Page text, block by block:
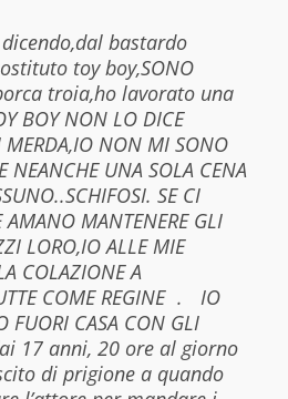
bastardo
toy boy,SONO
troia,ho lavorato una
BOY NON LO DICE
MERDA,IO NON MI SONO
NEANCHE UNA SOLA CENA
SE CI
MANTENERE GLI
LORO,IO ALLE MIE
COLAZIONE A
COME REGINE . IO
FUORI CASA CON GLI
17 anni, 20 ore al giorno
di prigione a quando